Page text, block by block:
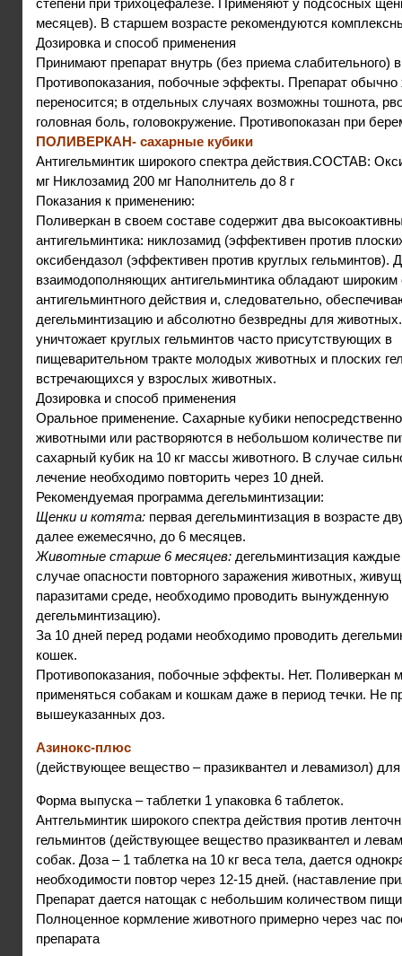
степени при трихоцефалезе. Применяют у подсосных
месяцев). В старшем возрасте рекомендуются
Дозировка и способ применения
Принимают препарат внутрь (без приема слабительного)
Противопоказания, побочные эффекты. Препарат обычно
переносится; в отдельных случаях возможны тошнота,
головная боль, головокружение. Противопоказан при
ПОЛИВЕРКАН- сахарные кубики
Антигельминтик широкого спектра действия.СОСТАВ:
мг Никлозамид 200 мг Наполнитель до 8 г
Показания к применению:
Поливеркан в своем составе содержит два
антигельминтика: никлозамид (эффективен против
оксибендазол (эффективен против круглых гельминтов).
взаимодополняющих антигельминтика обладают широким
антигельминтного действия и, следовательно,
дегельминтизацию и абсолютно безвредны для
уничтожает круглых гельминтов часто присутствующих в
пищеварительном тракте молодых животных и плоских
встречающихся у взрослых животных.
Дозировка и способ применения
Оральное применение. Сахарные кубики
животными или растворяются в небольшом количестве
сахарный кубик на 10 кг массы животного. В случае
лечение необходимо повторить через 10 дней.
Рекомендуемая программа дегельминтизации:
Щенки и котята:первая дегельминтизация в возрасте
далее ежемесячно, до 6 месяцев.
Животные старше 6 месяцев:дегельминтизация
случае опасности повторного заражения животных,
паразитами среде, необходимо проводить вынужденную
дегельминтизацию).
За 10 дней перед родами необходимо проводить
кошек.
Противопоказания, побочные эффекты. Нет. Поливеркан
применяться собакам и кошкам даже в период течки. Не
вышеуказанных доз.
Азинокс-плюс
(действующее вещество – празиквантел и левамизол) для
Форма выпуска – таблетки 1 упаковка 6 таблеток.
Антгельминтик широкого спектра действия против
гельминтов (действующее вещество празиквантел и
собак. Доза – 1 таблетка на 10 кг веса тела, дается
необходимости повтор через 12-15 дней. (наставление
Препарат дается натощак с небольшим количеством
Полноценное кормление животного примерно через час
препарата